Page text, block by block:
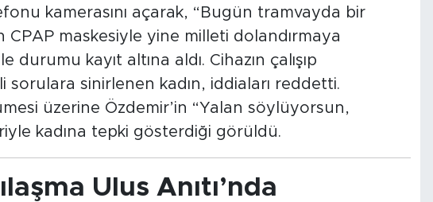
kamerasını açarak, “Bugün tramvayda bir
CPAP maskesiyle yine milleti dolandırmaya
durumu kayıt altına aldı. Cihazın çalışıp
sorulara sinirlenen kadın, iddiaları reddetti.
üzerine Özdemir’in “Yalan söylüyorsun,
kadına tepki gösterdiği görüldü.
Ulus Anıtı’nda